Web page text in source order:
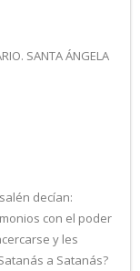
SANTA ÁNGELA
decían:
con el poder
y les
a Satanás?